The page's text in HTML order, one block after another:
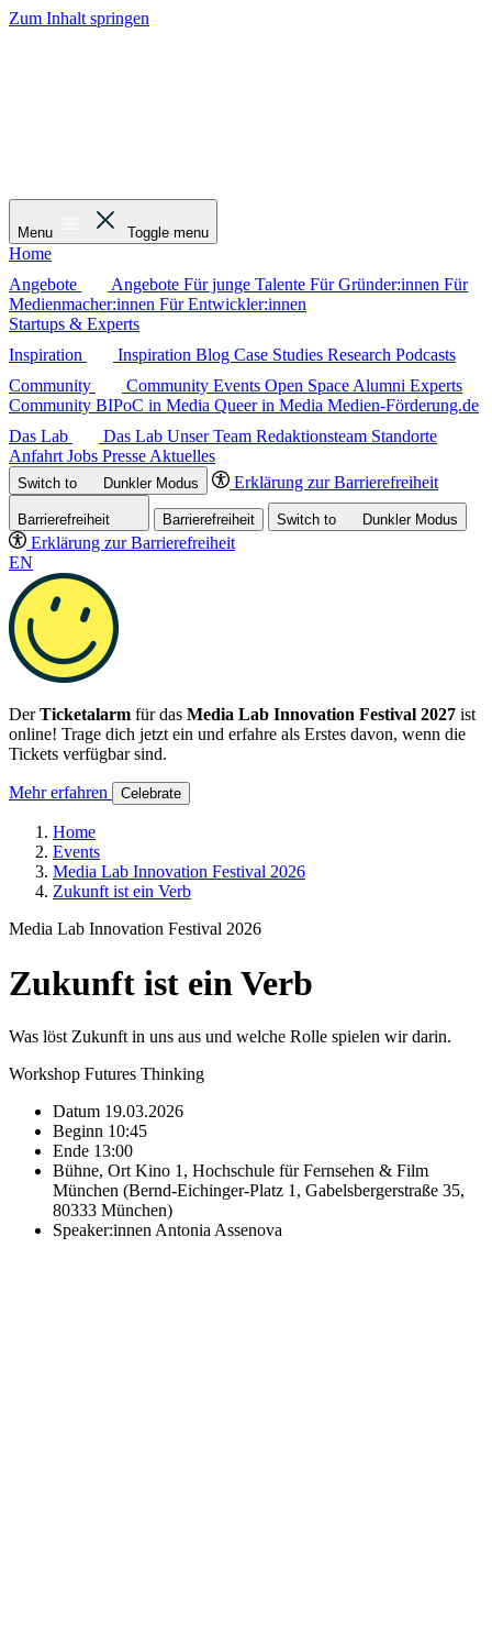
Zum Inhalt springen
Menu Toggle menu
Home
Angebote
Angebote Für junge Talente Für Gründer:innen Für
Medienmacher:innen Für Entwickler:innen
Startups & Experts
Inspiration
Inspiration Blog Case Studies Research Podcasts
Community
Community Events Open Space Alumni Experts
Community BIPoC in Media Queer in Media Medien-Förderung.de
Das Lab
Das Lab Unser Team Redaktionsteam Standorte
Anfahrt Jobs Presse Aktuelles
Switch to DunklerModus Erklärung zur Barrierefreiheit
Barrierefreiheit Barrierefreiheit Switch to DunklerModus
Erklärung zur Barrierefreiheit
EN
DerTicketalarm für das Media Lab Innovation Festival 2027 ist
online! Trage dich jetzt ein und erfahre als Erstes davon, wenn die
Tickets verfügbar sind.
Mehr erfahren Celebrate
Home
Events
Media Lab Innovation Festival 2026
Zukunft ist ein Verb
Media Lab Innovation Festival 2026
Zukunft ist ein Verb
Was löst Zukunft in uns aus und welche Rolle spielen wir darin.
Workshop Futures Thinking
Datum 19.03.2026
Beginn 10:45
Ende 13:00
Bühne, Ort Kino 1, Hochschule für Fernsehen & Film
München (Bernd-Eichinger-Platz 1, Gabelsbergerstraße 35,
80333 München)
Speaker:innen Antonia Assenova